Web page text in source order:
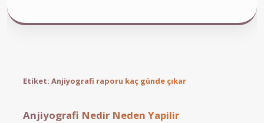
Etiket: Anjiyografi raporu kaç günde çıkar
Anjiyografi Nedir Neden Yapilir